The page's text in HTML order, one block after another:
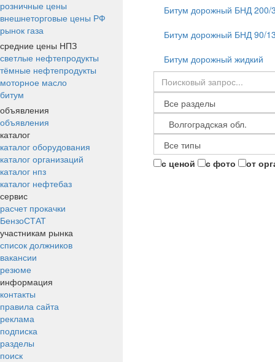
розничные цены
внешнеторговые цены РФ
рынок газа
средние цены НПЗ
светлые нефтепродукты
тёмные нефтепродукты
моторное масло
битум
объявления
объявления
каталог
каталог оборудования
каталог организаций
каталог нпз
каталог нефтебаз
сервис
расчет прокачки
БензоСТАТ
участникам рынка
список должников
вакансии
резюме
информация
контакты
правила сайта
реклама
подписка
разделы
поиск
Битум дорожный БНД 200/
Битум дорожный БНД 90/
Битум дорожный жидкий
с ценой с фото от